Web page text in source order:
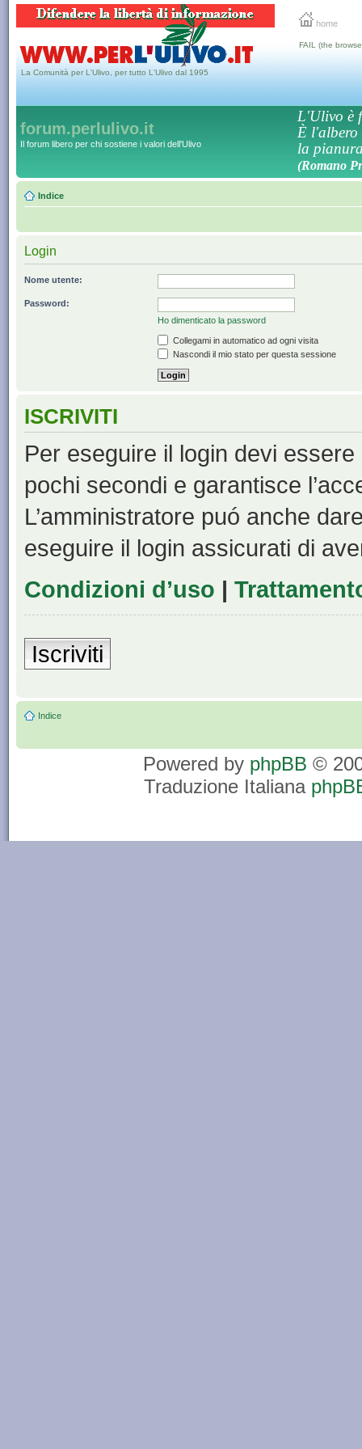
home
La Comunità per L'Ulivo, per tutto L'Ulivo dal 1995
FAIL (the
forum.perlulivo.it
Il forum libero per chi sostiene i valori dell'Ulivo
L'Ulivo è
È l'albero
la
(Romano
Indice
Login
Nome utente:
Password:
Ho dimenticato la password
Collegami in automatico ad ogni visita
Nascondi il mio stato per questa sessione
ISCRIVITI
Per eseguire il login devi
pochi secondi e garantisce
L’amministratore puó anche
eseguire il login assicurati di
Condizioni d’uso |
Iscriviti
Indice
Powered by phpBB ©
Traduzione Italiana